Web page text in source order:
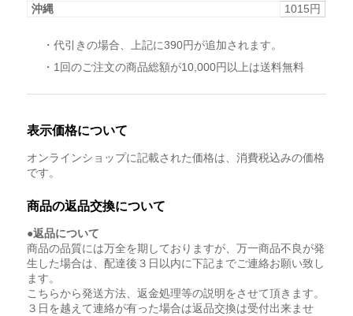
沖縄
1015円
・代引きの場合、上記に390円が追加されます。
・1回のご注文の商品総額が10,000円以上は送料無料
表示価格について
オンラインショップに記載された価格は、消費税込みの価格
です。
商品の返品交換について
●返品について
商品の品質には万全を期しておりますが、万一商品不良が発
生した場合は、配達後３日以内に下記までご連絡お願い致し
ます。
こちらから発送方法、返金処理等の説明をさせて頂きます。
３日を越えて連絡が有った場合は返品交換は受付出来ませ